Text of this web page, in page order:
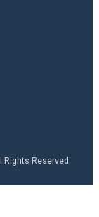
Rights Reserved